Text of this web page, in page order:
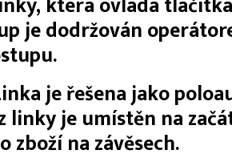
je dodržován
Linka je řešena jako
linky je umístěn na
zboží na závěsech.